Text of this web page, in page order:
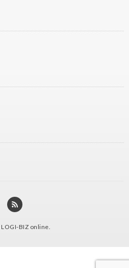
LOGI-BIZ online